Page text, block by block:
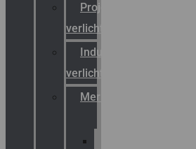
Projectreferenties
verlichting
Industriële
verlichting
Merken